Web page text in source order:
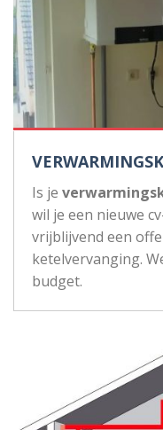
Is je
wil je een nieuwe
vrijblijvend een
ketelvervanging.
budget.